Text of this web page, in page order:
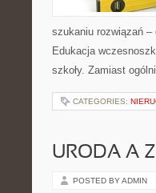
szukaniu rozwiązań
Edukacja
szkoły. Zamiast
CATEGORIES:
URODA A
POSTED BY ADMIN